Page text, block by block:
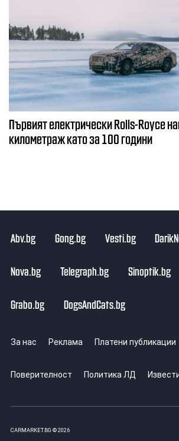
Първият електрически Rolls-Royce
километраж като за 100 години
Abv.bg Gong.bg Vesti.bg
Nova.bg Telegraph.bg Sinoptik.bg
Grabo.bg DogsAndCats.bg
За нас Реклама Платени публикации
Поверителност Политика ЛД
CARMARKET.BG © 2026